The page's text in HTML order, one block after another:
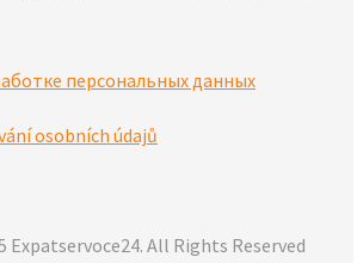
персональных данных
osobních údajů
Expatservoce24. All Rights Reserved